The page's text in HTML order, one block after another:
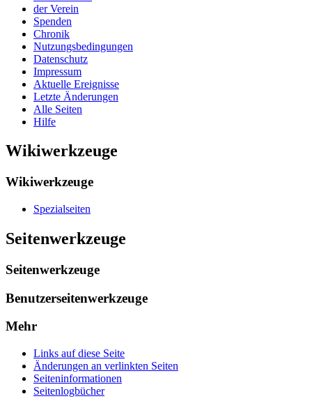
der Verein
Spenden
Chronik
Nutzungsbedingungen
Datenschutz
Impressum
Aktuelle Ereignisse
Letzte Änderungen
Alle Seiten
Hilfe
Wikiwerkzeuge
Wikiwerkzeuge
Spezialseiten
Seitenwerkzeuge
Seitenwerkzeuge
Benutzerseitenwerkzeuge
Mehr
Links auf diese Seite
Änderungen an verlinkten Seiten
Seiten­­informationen
Seitenlogbücher